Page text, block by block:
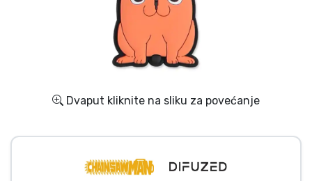
Dvaput kliknite na sliku za povećanje
TV serija proizvodi
Film proizvodi
Crtani proizvodi
Anime proizvodi
Gamer proizvodi